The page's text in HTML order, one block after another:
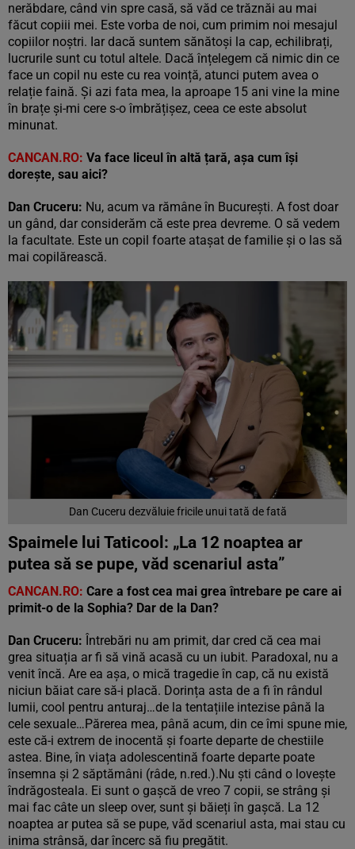
nerăbdare, când vin spre casă, să văd ce trăznăi au mai
făcut copiii mei. Este vorba de noi, cum primim noi mesajul
copiilor noștri. Iar dacă suntem sănătoși la cap, echilibrați,
lucrurile sunt cu totul altele. Dacă înțelegem că nimic din ce
face un copil nu este cu rea voință, atunci putem avea o
relație faină. Și azi fata mea, la aproape 15 ani vine la mine
în brațe și-mi cere s-o îmbrățișez, ceea ce este absolut
minunat.
CANCAN.RO: Va face liceul în altă țară, așa cum își
dorește, sau aici?
Dan Cruceru: Nu, acum va rămâne în București. A fost doar
un gând, dar considerăm că este prea devreme. O să vedem
la facultate. Este un copil foarte atașat de familie și o las să
mai copilărească.
Dan Cuceru dezvăluie fricile unui tată de fată
Spaimele lui Taticool: „La 12 noaptea ar
putea să se pupe, văd scenariul asta”
CANCAN.RO: Care a fost cea mai grea întrebare pe care ai
primit-o de la Sophia? Dar de la Dan?
Dan Cruceru: Întrebări nu am primit, dar cred că cea mai
grea situația ar fi să vină acasă cu un iubit. Paradoxal, nu a
venit încă. Are ea așa, o mică tragedie în cap, că nu există
niciun băiat care să-i placă. Dorința asta de a fi în rândul
lumii, cool pentru anturaj…de la tentațiile intezise până la
cele sexuale…Părerea mea, până acum, din ce îmi spune mie,
este că-i extrem de inocentă și foarte departe de chestiile
astea. Bine, în viața adolescentină foarte departe poate
însemna și 2 săptămâni (râde, n.red.).Nu ști când o lovește
îndrăgosteala. Ei sunt o gașcă de vreo 7 copii, se strâng și
mai fac câte un sleep over, sunt și băieți în gașcă. La 12
noaptea ar putea să se pupe, văd scenariul asta, mai stau cu
inima strânsă, dar încerc să fiu pregătit.